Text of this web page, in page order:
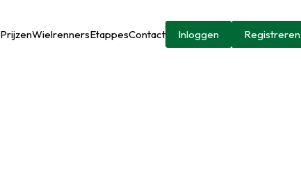
PrijzenWielrennersEtappesContact Inloggen Registreren